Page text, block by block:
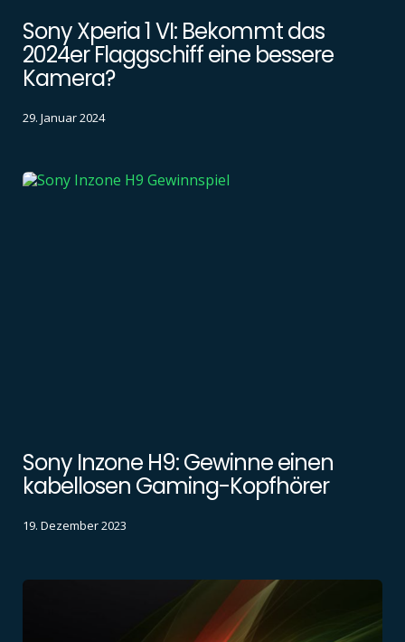
Sony Xperia 1 VI: Bekommt das
2024er Flaggschiff eine bessere
Kamera?
29. Januar 2024
Sony Inzone H9: Gewinne einen
kabellosen Gaming-Kopfhörer
19. Dezember 2023